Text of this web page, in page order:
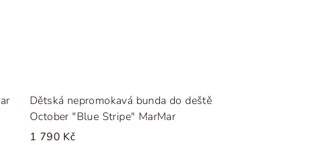
Dětská nepromokavá bunda do deště
October "Blue Stripe" MarMar
1 790 Kč